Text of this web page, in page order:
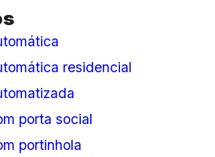
residencial
porta social
portinhola